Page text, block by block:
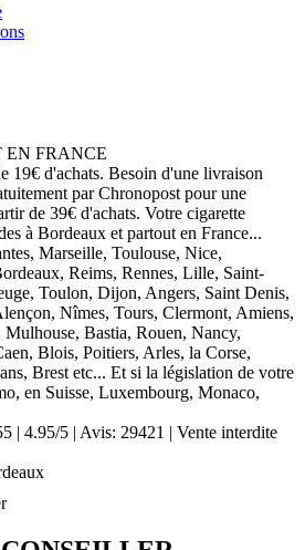
FRANCE
19€ d'achats. Besoin d'une livraison
par Chronopost pour une
de 39€ d'achats. Votre cigarette
à Bordeaux et partout en France...
Marseille, Toulouse, Nice,
Reims, Rennes, Lille, Saint-
Toulon, Dijon, Angers, Saint Denis,
Nîmes, Tours, Clermont, Amiens,
Bastia, Rouen, Nancy,
Blois, Poitiers, Arles, la Corse,
Brest etc... Et si la législation de votre
en Suisse, Luxembourg, Monaco,
| 4.95/5 | Avis: 29421 | Vente interdite